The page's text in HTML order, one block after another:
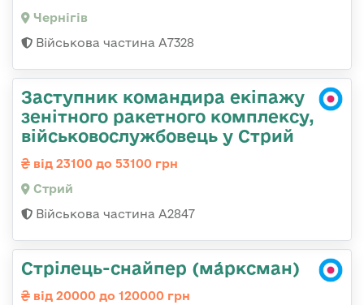
Чернігів
Військова частина А7328
Заступник командира екіпажу
зенітного ракетного комплексу,
військовослужбовець у Стрий
від 23100 до 53100 грн
Стрий
Військова частина А2847
Стрілець-снайпер (ма́рксман)
від 20000 до 120000 грн